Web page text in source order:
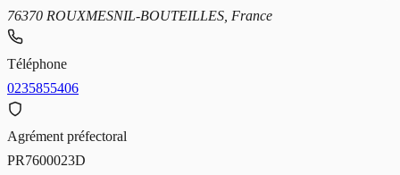
76370 ROUXMESNIL-BOUTEILLES, France
Téléphone
0235855406
Agrément préfectoral
PR7600023D